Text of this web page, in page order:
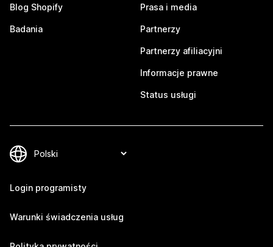
Blog Shopify
Badania
Prasa i media
Partnerzy
Partnerzy afiliacyjni
Informacje prawne
Status usługi
Login programisty
Warunki świadczenia usług